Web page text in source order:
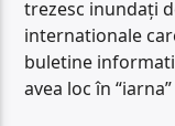
trezesc inundați
internationale
buletine
avea loc în